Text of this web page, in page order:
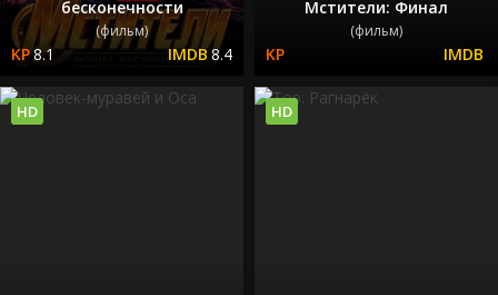
бесконечности
(фильм)
8.1 8.4
Мстители: Финал
(фильм)
HD HD